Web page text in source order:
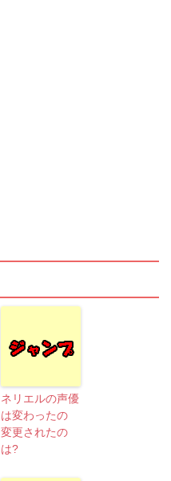
ネリエルの声優
は変わったの
変更されたの
は?